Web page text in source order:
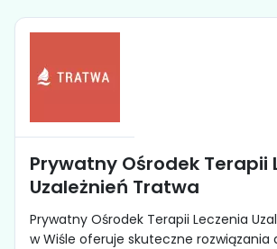
Prywatny Ośrodek Terapii
Uzależnień Tratwa
Prywatny Ośrodek Terapii Leczenia
w Wiśle oferuje skuteczne rozwiązania